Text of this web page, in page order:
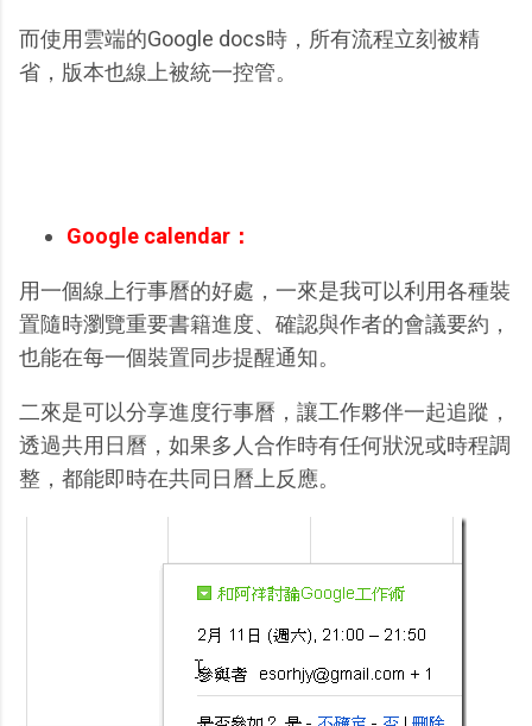
而使用雲端的Google docs時，所有流程立刻被精
省，版本也線上被統一控管。
Google calendar：
用一個線上行事曆的好處，一來是我可以利用各種裝
置隨時瀏覽重要書籍進度、確認與作者的會議要約，
也能在每一個裝置同步提醒通知。
二來是可以分享進度行事曆，讓工作夥伴一起追蹤，
透過共用日曆，如果多人合作時有任何狀況或時程調
整，都能即時在共同日曆上反應。